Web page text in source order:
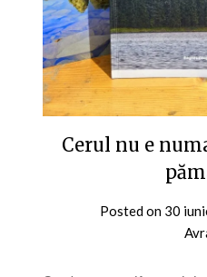
Cerul nu e
Posted on 30